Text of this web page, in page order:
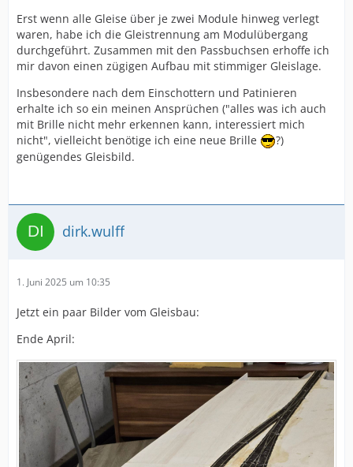
Erst wenn alle Gleise über je zwei Module hinweg verlegt
waren, habe ich die Gleistrennung am Modulübergang
durchgeführt. Zusammen mit den Passbuchsen erhoffe ich
mir davon einen zügigen Aufbau mit stimmiger Gleislage.
Insbesondere nach dem Einschottern und Patinieren
erhalte ich so ein meinen Ansprüchen ("alles was ich auch
mit Brille nicht mehr erkennen kann, interessiert mich
nicht", vielleicht benötige ich eine neue Brille
?)
genügendes Gleisbild.
dirk.wulff
1. Juni 2025 um 10:35
Jetzt ein paar Bilder vom Gleisbau:
Ende April: